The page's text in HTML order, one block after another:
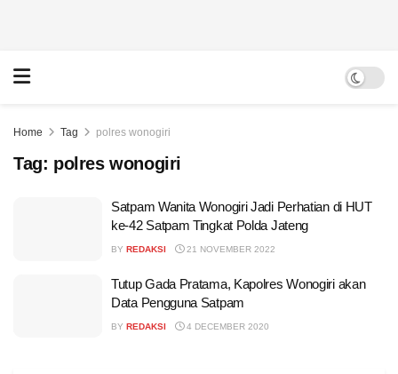
Home Tag polres wonogiri
Tag: polres wonogiri
Satpam Wanita Wonogiri Jadi Perhatian di HUT
ke-42 Satpam Tingkat Polda Jateng
BY REDAKSI 21 NOVEMBER 2022
Tutup Gada Pratama, Kapolres Wonogiri akan
Data Pengguna Satpam
BY REDAKSI 4 DECEMBER 2020